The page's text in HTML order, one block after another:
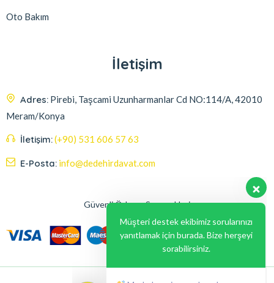
Oto Bakım
İletişim
Adres: Pirebi, Taşcami Uzunharmanlar Cd NO:114/A, 42010
Meram/Konya
İletişim:(+90) 531 606 57 63
E-Posta: info@dedehirdavat.com
Güvenli Ödeme Seçenekleri
yanıtlamak için burada. Bize herşeyi
sorabilirsiniz.